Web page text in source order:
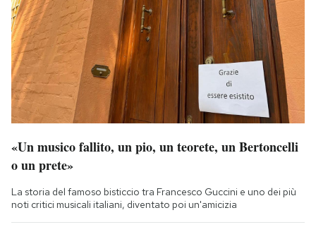
«Un musico fallito, un pio, un teorete, un Bertoncelli
o un prete»
La storia del famoso bisticcio tra Francesco Guccini e uno dei più
noti critici musicali italiani, diventato poi un'amicizia